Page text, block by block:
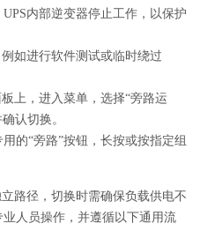
内部逆变器停止工作，以保护
如进行软件测试或临时绕过
上，进入菜单，选择“旁路运
认切换。‌
的“旁路”按钮，长按或按指定组
路径，切换时需确保负载供电不
人员操作‌，并遵循以下通用流